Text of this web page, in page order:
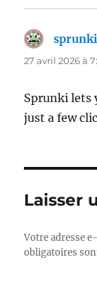
sprunki
27 avril 2026 à
Sprunki lets
just a few
Laisser
Votre adresse
obligatoires